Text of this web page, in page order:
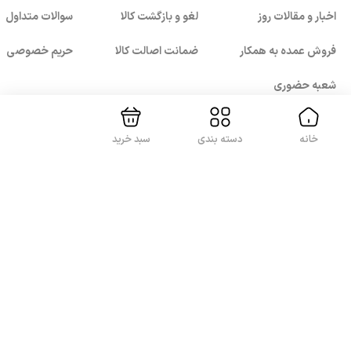
اخبار و مقالات روز
فروش عمده به همکار
شعبه حضوری
لغو و بازگشت کالا
ضمانت اصالت کالا
سوالات متداول
حریم خصوصی
خانه دسته بندی سبد خرید
بستن!